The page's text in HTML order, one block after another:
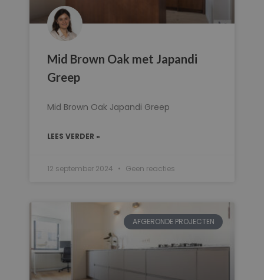
Mid Brown Oak met Japandi
Greep
Mid Brown Oak Japandi Greep
LEES VERDER »
12 september 2024 Geen reacties
AFGERONDE PROJECTEN